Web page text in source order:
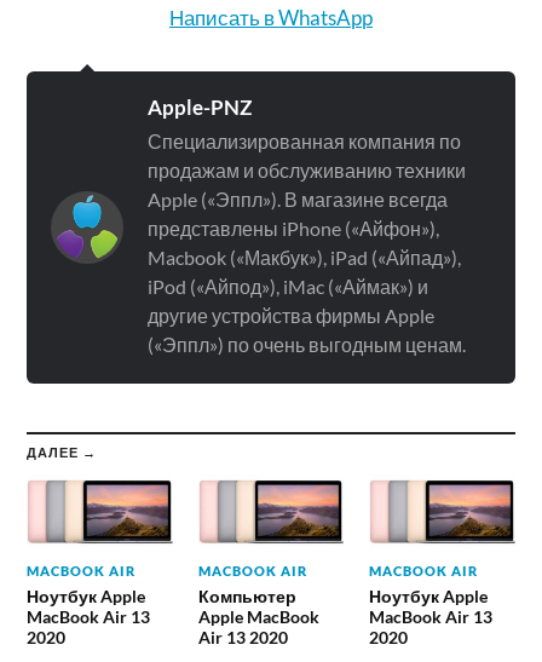
Написать в WhatsApp
Apple-PNZ
Специализированная компания по
продажам и обслуживанию техники
Apple («Эппл»). В магазине всегда
представлены iPhone («Айфон»),
Macbook («Макбук»), iPad («Айпад»),
iPod («Айпод»), iMac («Аймак») и
другие устройства фирмы Apple
(«Эппл») по очень выгодным ценам.
ДАЛЕЕ →
MACBOOK AIR
Ноутбук Apple
MacBook Air 13
2020
MACBOOK AIR
Компьютер
Apple MacBook
Air 13 2020
MACBOOK AIR
Ноутбук Apple
MacBook Air 13
2020